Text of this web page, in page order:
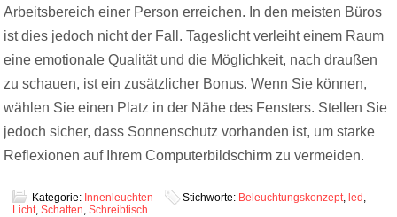
Arbeitsbereich einer Person erreichen. In den meisten Büros
ist dies jedoch nicht der Fall. Tageslicht verleiht einem Raum
eine emotionale Qualität und die Möglichkeit, nach draußen
zu schauen, ist ein zusätzlicher Bonus. Wenn Sie können,
wählen Sie einen Platz in der Nähe des Fensters. Stellen Sie
jedoch sicher, dass Sonnenschutz vorhanden ist, um starke
Reflexionen auf Ihrem Computerbildschirm zu vermeiden.
Kategorie: Innenleuchten Stichworte: Beleuchtungskonzept,led,
Licht,Schatten,Schreibtisch